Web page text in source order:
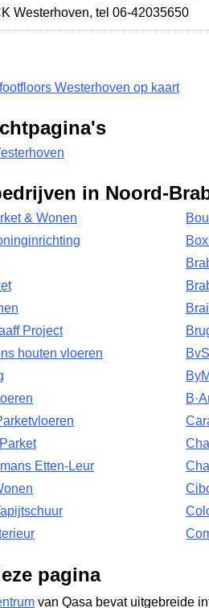
Westerhoven, tel 06-42035650
Westerhoven op kaart
in Noord-
& Wonen
Project
houten vloeren
Etten-Leur
pagina
van Qasa bevat uitgebreide